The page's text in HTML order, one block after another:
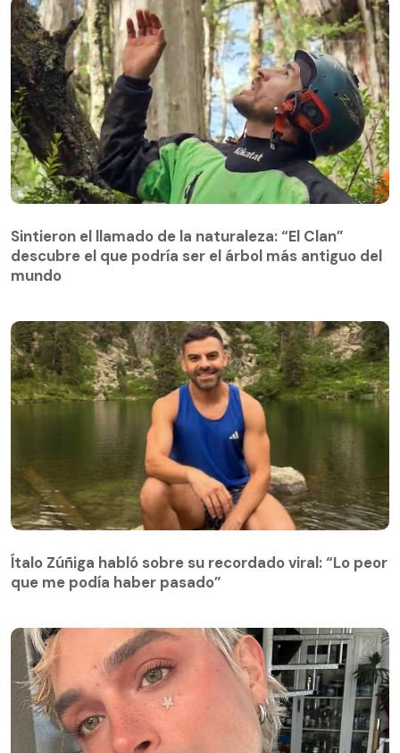
descubre el que podría ser el árbol más antiguo del
mundo
Sintieron el llamado de la naturaleza: “El Clan”
descubre el que podría ser el árbol más antiguo del
mundo
Ítalo Zúñiga habló sobre su recordado viral: “Lo peor
que me podía haber pasado”